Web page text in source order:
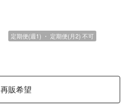
定期便(週1) ・ 定期便(月2) 不可
再販希望